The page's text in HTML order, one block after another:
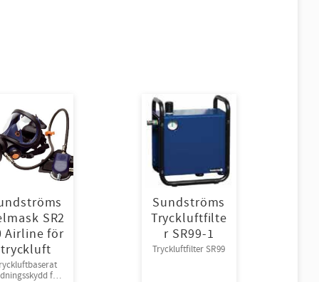
SR2
Airline för
tryckluft
för
Sundströms
Tryckluftfilte
r SR99-1
Tryckluftfilter SR99